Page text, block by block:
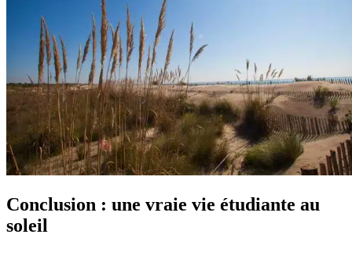
Conclusion : une vraie vie étudiante au
soleil